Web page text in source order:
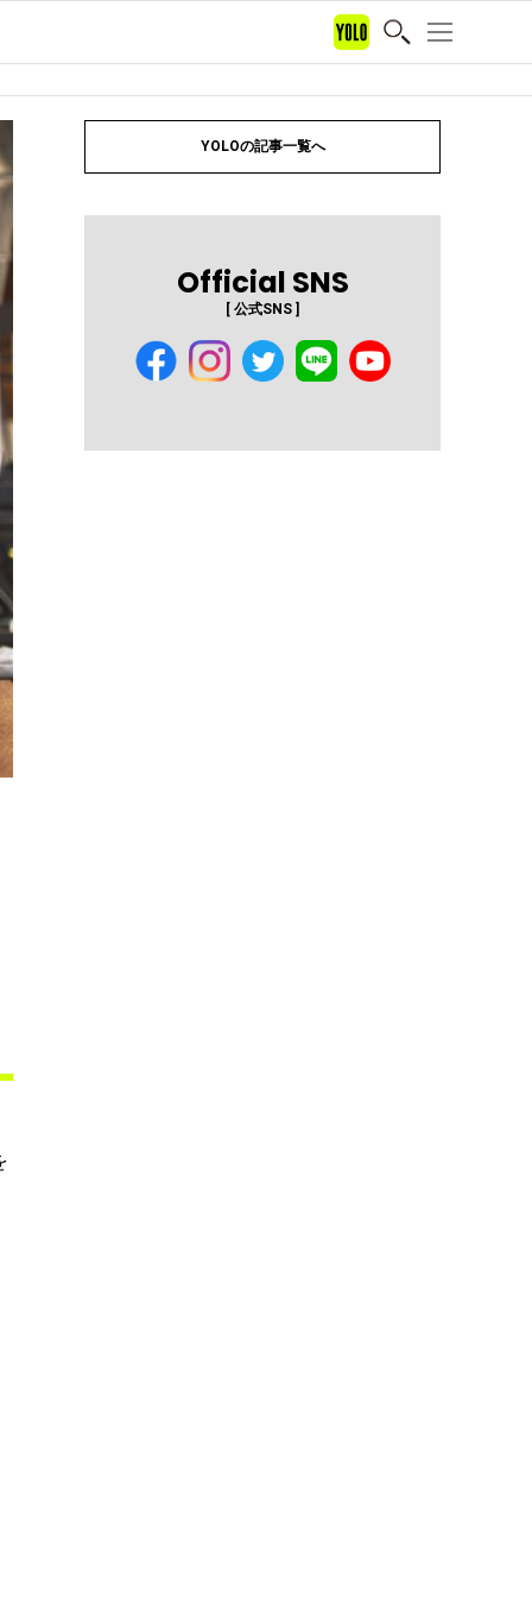
YOLOの記事一覧へ
Official SNS
[ 公式SNS ]